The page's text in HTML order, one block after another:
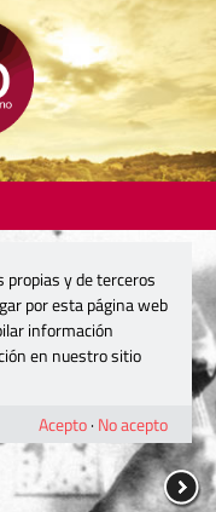
propias y de terceros
por esta página web
información
en nuestro sitio
Acepto· No acepto